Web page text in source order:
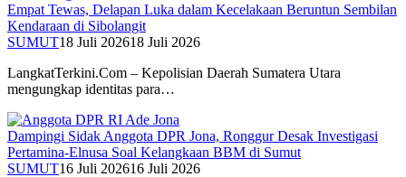
Empat Tewas, Delapan Luka dalam Kecelakaan Beruntun Sembilan
Kendaraan di Sibolangit
SUMUT18 Juli 202618 Juli 2026
LangkatTerkini.Com – Kepolisian Daerah Sumatera Utara
mengungkap identitas para…
Dampingi Sidak Anggota DPR Jona, Ronggur Desak Investigasi
Pertamina-Elnusa Soal Kelangkaan BBM di Sumut
SUMUT16 Juli 202616 Juli 2026